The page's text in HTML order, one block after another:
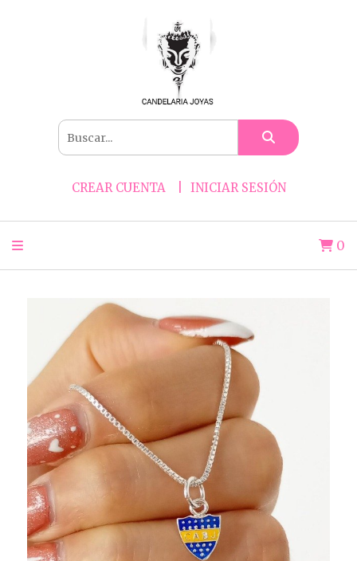
CREAR CUENTA INICIAR SESIÓN
0